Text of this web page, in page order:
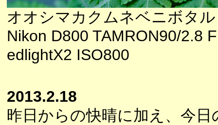
オオシマカクムネベニボタル
Nikon D800 TAMRON90/2.8
edlightX2 ISO800
2013.2.18
昨日からの快晴に加え、今